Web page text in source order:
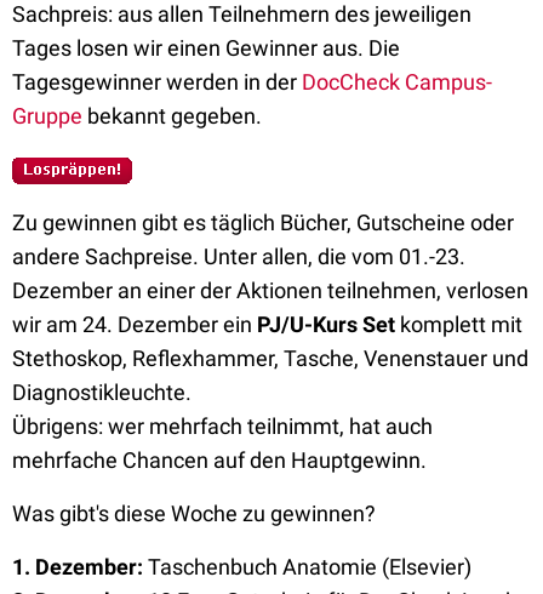
Sachpreis: aus allen Teilnehmern des jeweiligen
Tages losen wir einen Gewinner aus. Die
Tagesgewinner werden in der DocCheck Campus-
Gruppe bekannt gegeben.
Zu gewinnen gibt es täglich Bücher, Gutscheine oder
andere Sachpreise. Unter allen, die vom 01.-23.
Dezember an einer der Aktionen teilnehmen, verlosen
wir am 24. Dezember ein PJ/U-Kurs Set komplett mit
Stethoskop, Reflexhammer, Tasche, Venenstauer und
Diagnostikleuchte.
Übrigens: wer mehrfach teilnimmt, hat auch
mehrfache Chancen auf den Hauptgewinn.
Was gibt's diese Woche zu gewinnen?
1. Dezember: Taschenbuch Anatomie (Elsevier)